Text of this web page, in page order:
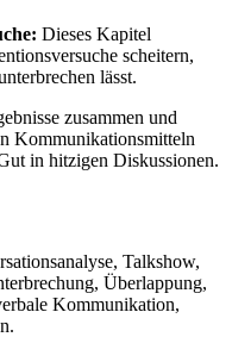
Dieses Kapitel
scheitern,
lässt.
zusammen und
Kommunikationsmitteln
in hitzigen Diskussionen.
Talkshow,
Überlappung,
Kommunikation,